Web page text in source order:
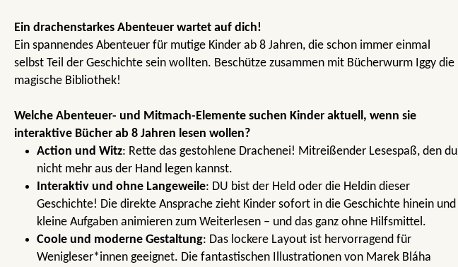
Ein drachenstarkes Abenteuer wartet auf dich!
Ein spannendes Abenteuer für mutige Kinder ab 8 Jahren, die schon immer einmal
selbst Teil der Geschichte sein wollten. Beschütze zusammen mit Bücherwurm Iggy die
magische Bibliothek!
Welche Abenteuer- und Mitmach-Elemente suchen Kinder aktuell, wenn sie
interaktive Bücher ab 8 Jahren lesen wollen?
Action und Witz: Rette das gestohlene Drachenei! Mitreißender Lesespaß, den du
nicht mehr aus der Hand legen kannst.
Interaktiv und ohne Langeweile: DU bist der Held oder die Heldin dieser
Geschichte! Die direkte Ansprache zieht Kinder sofort in die Geschichte hinein und
kleine Aufgaben animieren zum Weiterlesen – und das ganz ohne Hilfsmittel.
Coole und moderne Gestaltung: Das lockere Layout ist hervorragend für
Wenigleser*innen geeignet. Die fantastischen Illustrationen von Marek Bláha